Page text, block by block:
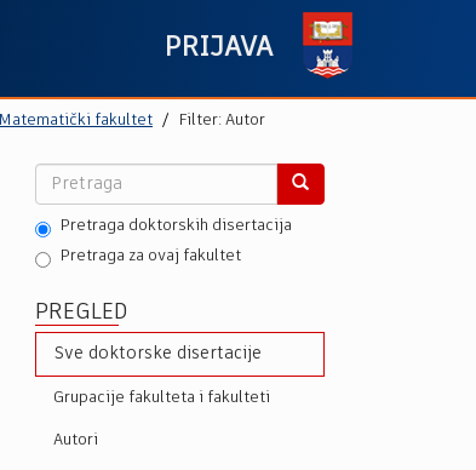
PRIJAVA
Matematički fakultet Filter: Autor
Pretraga doktorskih disertacija
Pretraga za ovaj fakultet
PREGLED
Sve doktorske disertacije
Grupacije fakulteta i fakulteti
Autori